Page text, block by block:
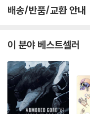
배송/반품/교환 안내
이 분야 베스트셀러